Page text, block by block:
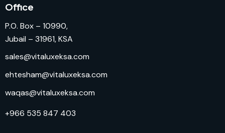
Office
P.O. Box – 10990,
Jubail – 31961, KSA
sales@vitaluxeksa.com
ehtesham@vitaluxeksa.com
waqas@vitaluxeksa.com
+966 535 847 403